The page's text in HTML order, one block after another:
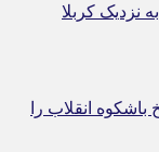
نزدیک کربلا
انقلاب را